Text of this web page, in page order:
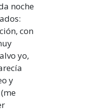
noche
con
yo,
y